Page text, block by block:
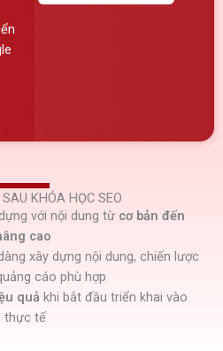
KHÓA HỌC SEO
với nội dung từ cơ bản đến
cao
xây dựng nội dung, chiến lược
cáo phù hợp
quả khi bắt đầu triển khai vào
thực tế